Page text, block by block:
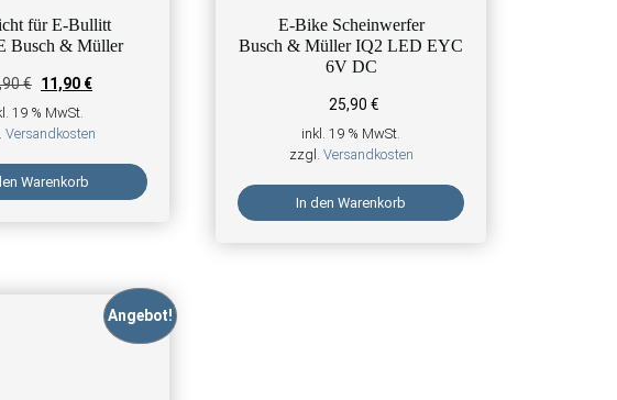
für E-Bullitt
Busch & Müller
€ Ursprünglicher Preis war: 19,90 €
11,90 €Aktueller Preis ist: 11,90 €.
19 % MwSt.
Versandkosten
Warenkorb
E-Bike Scheinwerfer
Busch & Müller IQ2 LED EYC
6V DC
25,90 €
inkl. 19 % MwSt.
zzgl. Versandkosten
In den Warenkorb
Angebot!